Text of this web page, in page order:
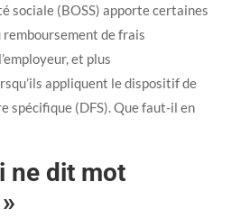
sociale (BOSS) apporte certaines
de frais
et plus
appliquent le dispositif de
spécifique (DFS). Que faut-il en
ne dit mot